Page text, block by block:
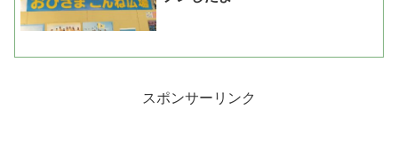
スポンサーリンク